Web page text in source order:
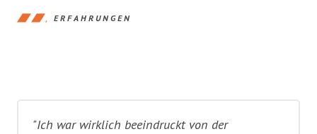
ERFAHRUNGEN
"Ich war wirklich beeindruckt von der